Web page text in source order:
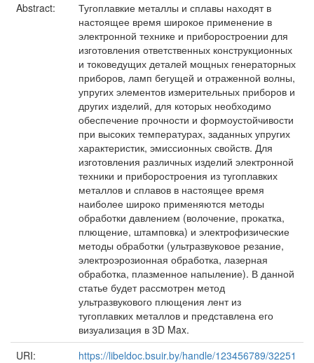
Abstract:
Тугоплавкие металлы и сплавы находят в
настоящее время широкое применение в
электронной технике и приборостроении для
изготовления ответственных конструкционных
и токоведущих деталей мощных генераторных
приборов, ламп бегущей и отраженной волны,
упругих элементов измерительных приборов и
других изделий, для которых необходимо
обеспечение прочности и формоустойчивости
при высоких температурах, заданных упругих
характеристик, эмиссионных свойств. Для
изготовления различных изделий электронной
техники и приборостроения из тугоплавких
металлов и сплавов в настоящее время
наиболее широко применяются методы
обработки давлением (волочение, прокатка,
плющение, штамповка) и электрофизические
методы обработки (ультразвуковое резание,
электроэрозионная обработка, лазерная
обработка, плазменное напыление). В данной
статье будет рассмотрен метод
ультразвукового плющения лент из
тугоплавких металлов и представлена его
визуализация в 3D Max.
URI:
https://libeldoc.bsuir.by/handle/123456789/32251